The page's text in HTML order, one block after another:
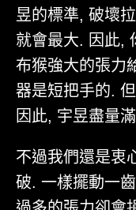
昱的標準, 破壞
就會最大. 因此,
布猴強大的張力
器是短把手的.
因此, 宇昱盡量
不過我們還是衷
破. 一樣擺動一